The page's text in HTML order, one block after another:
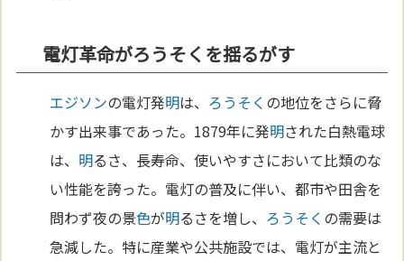
電灯革命がろうそくを揺るがす
エジソンの電灯発明は、 ろうそく の地位をさらに脅
かす出来事であった。1879年に発明された白熱電球
は、 明るさ、長寿命、使いやすさにおいて比類のな
い性能を誇った。電灯の普及に伴い、都市や田舎を
問わず夜の景色が明るさを増し、 ろうそく の需要は
急減した。特に産業や公共施設では、電灯が主流と